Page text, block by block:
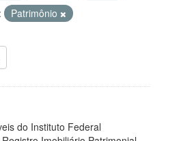
Patrimônio
do Instituto Federal